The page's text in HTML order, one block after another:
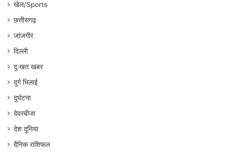
खेल/Sports
छत्तीसगढ़
जांजगीर
दिल्ली
दुःखत खबर
दुर्ग भिलाई
दुर्घटना
देवरबीजा
देश दुनिया
दैनिक राशिफल